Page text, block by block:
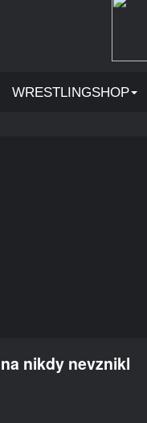
WRESTLINGSHOP
nikdy nevznikl